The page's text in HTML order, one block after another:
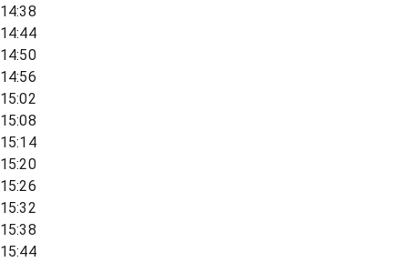
14:38
14:44
14:50
14:56
15:02
15:08
15:14
15:20
15:26
15:32
15:38
15:44